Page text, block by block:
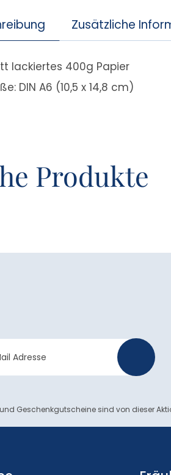
Zusätzliche
lackiertes 400g Papier
DIN A6 (10,5 x 14,8 cm)
Produkte
Geschenkgutscheine sind von dieser